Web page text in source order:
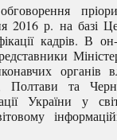
2016 р. на базі
кадрів. В
органів
Полтави та
України у